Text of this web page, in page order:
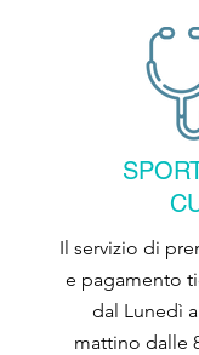
Il servizio di
e pagamento
dal Lunedì
mattino dalle